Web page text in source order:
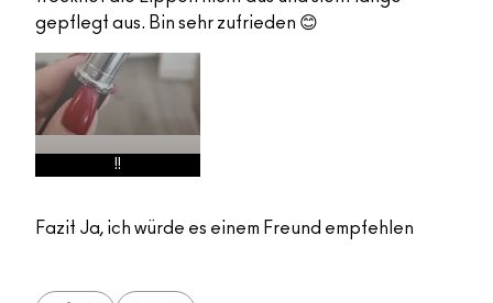
gepflegt aus. Bin sehr zufrieden 😊
!!
Fazit Ja, ich würde es einem Freund empfehlen